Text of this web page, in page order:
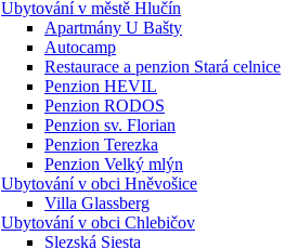
Ubytování v městě Hlučín
Apartmány U Bašty
Autocamp
Restaurace a penzion Stará celnice
Penzion HEVIL
Penzion RODOS
Penzion sv. Florian
Penzion Terezka
Penzion Velký mlýn
Ubytování v obci Hněvošice
Villa Glassberg
Ubytování v obci Chlebičov
Slezská Siesta